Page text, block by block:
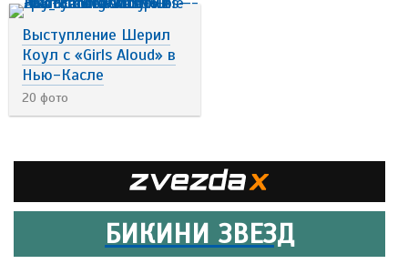
Выступление Шерил
Коул с «Girls Aloud» в
Нью-Касле
20 фото
БИКИНИ ЗВЕЗД